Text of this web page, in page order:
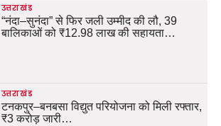
उत्तराखंड
“नंदा–सुनंदा” से फिर जली उम्मीद की लौ, 39
बालिकाओं को ₹12.98 लाख की सहायता…
उत्तराखंड
टनकपुर–बनबसा विद्युत परियोजना को मिली रफ्तार,
₹3 करोड़ जारी…